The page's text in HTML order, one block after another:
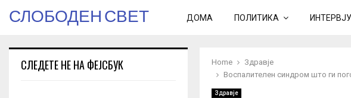
СЛОБОДЕН СВЕТ ДОМА ПОЛИТИКА ИНТЕРВЈУ
Home
Здравје
Воспалителен синдром што ги
Здравје
СЛЕДЕТЕ НЕ НА ФЕЈСБУК